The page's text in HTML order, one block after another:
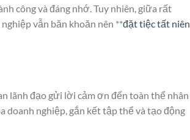
công và đáng nhớ. Tuy nhiên, giữa rất
vẫn băn khoăn nên **đặt tiệc tất niên
lãnh đạo gửi lời cảm ơn đến toàn thể nhân
doanh nghiệp, gắn kết tập thể và tạo động